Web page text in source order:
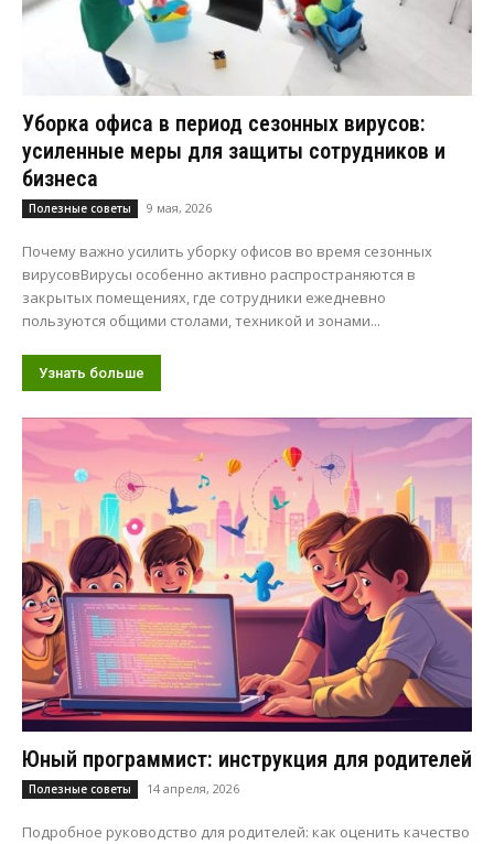
Уборка офиса в период сезонных вирусов:
усиленные меры для защиты сотрудников и
бизнеса
Полезные советы 9 мая, 2026
Почему важно усилить уборку офисов во время сезонных
вирусовВирусы особенно активно распространяются в
закрытых помещениях, где сотрудники ежедневно
пользуются общими столами, техникой и зонами...
Узнать больше
Юный программист: инструкция для родителей
Полезные советы 14 апреля, 2026
Подробное руководство для родителей: как оценить качество